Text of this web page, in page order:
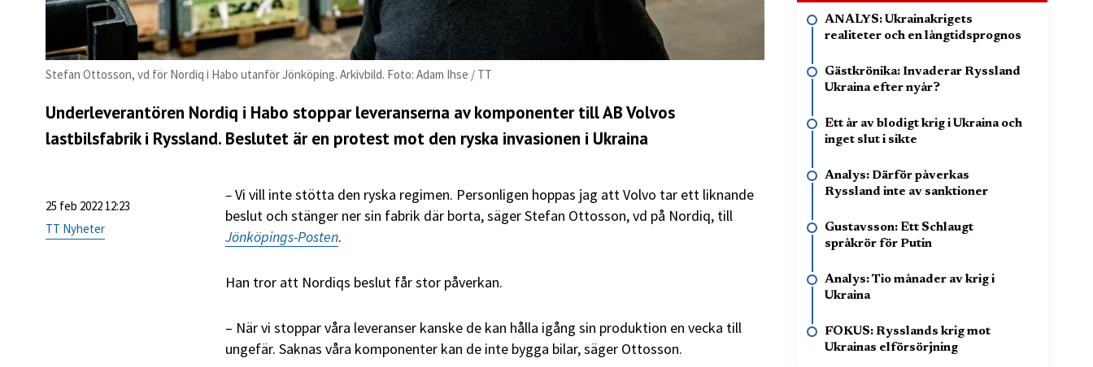
Stefan Ottosson, vd för Nordiq i Habo utanför Jönköping. Arkivbild. Foto: Adam Ihse / TT
Underleverantören Nordiq i Habo stoppar leveranserna av komponenter till AB Volvos
lastbilsfabrik i Ryssland. Beslutet är en protest mot den ryska invasionen i Ukraina
25 feb 2022 12:23
TT Nyheter
–Vi vill inte stötta den ryska regimen. Personligen hoppas jag att Volvo tar ett liknande
beslut och stänger ner sin fabrik där borta, säger Stefan Ottosson, vd på Nordiq, till
Jönköpings-Posten.
Han tror att Nordiqs beslut får stor påverkan.
– När vi stoppar våra leveranser kanske de kan hålla igång sin produktion en vecka till
ungefär. Saknas våra komponenter kan de inte bygga bilar, säger Ottosson.
ANALYS: Ukrainakrigets
realiteter och en långtidsprognos
Gästkrönika: Invaderar Ryssland
Ukraina efter nyår?
Ett år av blodigt krig i Ukraina och
inget slut i sikte
Analys: Därför påverkas
Ryssland inte av sanktioner
Gustavsson: Ett Schlaugt
språkrör för Putin
Analys: Tio månader av krig i
Ukraina
FOKUS: Rysslands krig mot
Ukrainas elförsörjning